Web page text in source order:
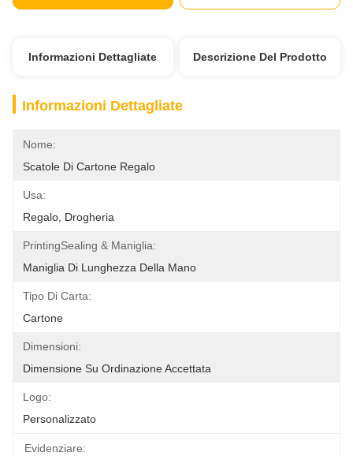
Informazioni Dettagliate Descrizione Del Prodotto
Informazioni Dettagliate
Nome:
Scatole Di Cartone Regalo
Usa:
Regalo, Drogheria
PrintingSealing & Maniglia:
Maniglia Di Lunghezza Della Mano
Tipo Di Carta:
Cartone
Dimensioni:
Dimensione Su Ordinazione Accettata
Logo:
Personalizzato
Evidenziare: